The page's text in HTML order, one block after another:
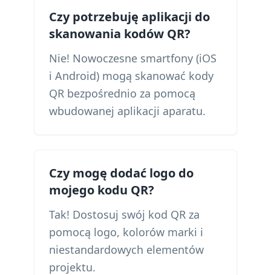
Czy potrzebuję aplikacji do
skanowania kodów QR?
Nie! Nowoczesne smartfony (iOS
i Android) mogą skanować kody
QR bezpośrednio za pomocą
wbudowanej aplikacji aparatu.
Czy mogę dodać logo do
mojego kodu QR?
Tak! Dostosuj swój kod QR za
pomocą logo, kolorów marki i
niestandardowych elementów
projektu.